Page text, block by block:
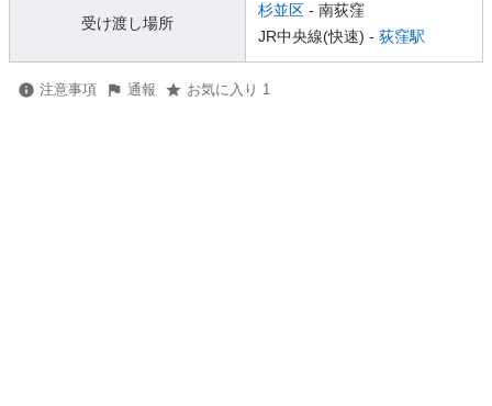
受け渡し場所
杉並区 - 南荻窪
JR中央線(快速) - 荻窪駅
注意事項 通報 お気に入り 1